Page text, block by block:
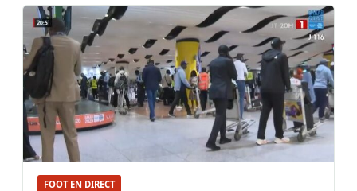
FOOT EN DIRECT